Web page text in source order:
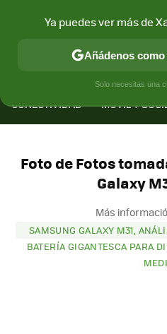
CONECTIVIDAD MÓVIL Y
Foto de Fotos
Galaxy
Más
SAMSUNG GALAXY M31,
BATERÍA GIGANTESCA PARA
Ya puedes ver más de
Añádenos
Solo necesitas una